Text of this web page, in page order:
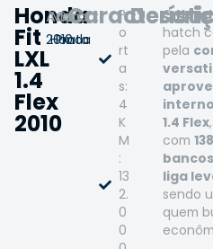
Honda
Fit
LXL
1.4
Flex
2010
Ano:
2010
Marca:
Honda
Cor:
Prata
P
o
rt
a
s:
4
K
M
:
13
2.
0
0
O
hatch
pela
interno
1.4 Flex
com
liga
sendo
quem